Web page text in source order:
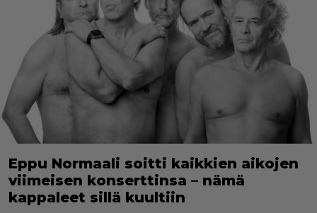
Eppu Normaali soitti kaikkien aikojen
viimeisen konserttinsa – nämä
kappaleet sillä kuultiin